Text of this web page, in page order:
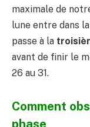
maximale de
lune entre dans
passe à la
avant de finir le
26 au 31.
Comment
phase